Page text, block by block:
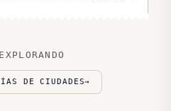
DE CIUDADES→